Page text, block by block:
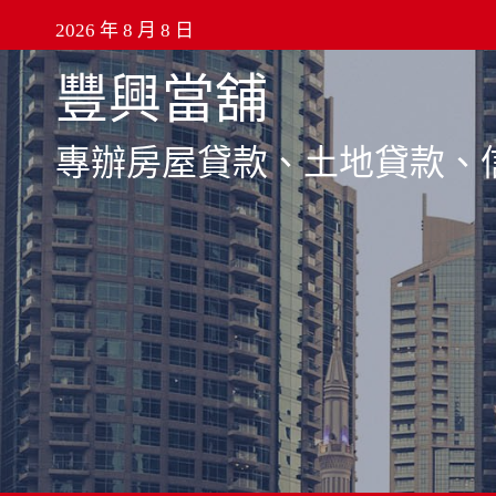
to
content
2026 年 8 月 8 日
豐興當舖
專辦房屋貸款、土地貸款、